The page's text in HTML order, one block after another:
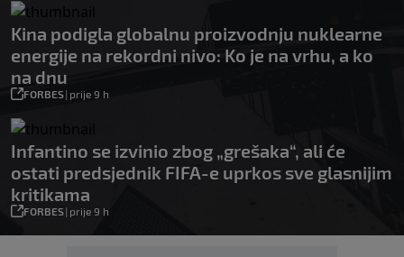
Kina podigla globalnu proizvodnju nuklearne
energije na rekordni nivo: Ko je na vrhu, a ko
na dnu
FORBES| prije 9 h
Infantino se izvinio zbog „grešaka“, ali će
ostati predsjednik FIFA-e uprkos sve glasnijim
kritikama
FORBES| prije 9 h